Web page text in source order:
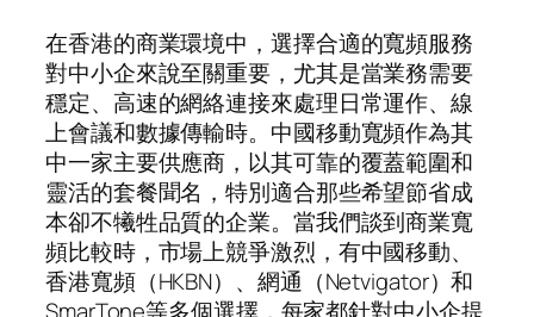
在香港的商業環境中，選擇合適的寬頻服務
對中小企來說至關重要，尤其是當業務需要
穩定、高速的網絡連接來處理日常運作、線
上會議和數據傳輸時。中國移動寬頻作為其
中一家主要供應商，以其可靠的覆蓋範圍和
靈活的套餐聞名，特別適合那些希望節省成
本卻不犧牲品質的企業。當我們談到商業寬
頻比較時，市場上競爭激烈，有中國移動、
香港寬頻（HKBN）、網通（Netvigator）和